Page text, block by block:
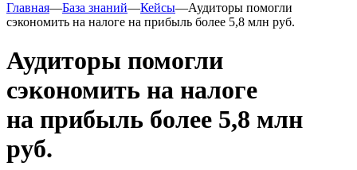
Главная—База знаний—Кейсы—Аудиторы помогли
сэкономить на налоге на прибыль более 5,8 млн руб.
Аудиторы помогли
сэкономить на налоге
на прибыль более 5,8 млн
руб.